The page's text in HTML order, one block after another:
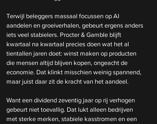
Terwijl beleggers massaal focussen op AI
aandelen en groeiverhalen, gebeurt ergens anders
iets veel stabielers. Procter & Gamble blijft
kwartaal na kwartaal precies doen wat het al
tientallen jaren doet: winst maken op producten
die mensen altijd blijven kopen, ongeacht de
economie. Dat klinkt misschien weinig spannend,
maar juist daar zit de kracht van het aandeel.
Want een dividend zeventig jaar op rij verhogen
gebeurt niet toevallig. Dat lukt alleen bedrijven
met sterke merken, stabiele kasstromen en een